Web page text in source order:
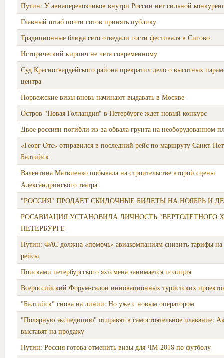
Путин: У авиаперевозчиков внутри России нет сильной
Главный штаб почти готов принять публику
Традиционные блюда сето отведали гости фестиваля в Сигово
Исторический кирпич не чета современному
Суд Красногвардейского района прекратил дело о высотных
центра
Норвежские визы вновь начинают выдавать в Москве
Остров "Новая Голландия" в Петербурге ждет новый конкурс
Двое россиян погибли из-за обвала грунта на необорудованном
«Георг Отс» отправился в последний рейс по маршруту Санкт-
Балтийск
Валентина Матвиенко побывала на строительстве второй сцены
Александринского театра
"РОССИЯ" ПРОДАЕТ СКИДОЧНЫЕ БИЛЕТЫ НА НОЯБРЬ И
РОСАВИАЦИЯ УСТАНОВИЛА ЛИЧНОСТЬ "ВЕРТОЛЕТНОГО
ПЕТЕРБУРГЕ
Путин: ФАС должна «помочь» авиакомпаниям снизить тарифы на
рейсы
Поисками петербургского яхтсмена занимается полиция
Всероссийский Форум-салон инновационных туристских
"Балтийск" снова на линии: Но уже с новым оператором
"Полярную экспедицию" отправят в самостоятельное плавание:
выставят на продажу
Путин: Россия готова отменить визы для ЧМ-2018 по футболу